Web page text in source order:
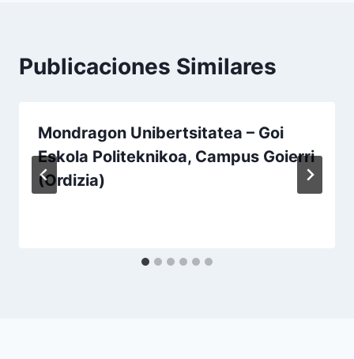
Publicaciones Similares
Mondragon Unibertsitatea – Goi
Eskola Politeknikoa, Campus Goierri
(Ordizia)